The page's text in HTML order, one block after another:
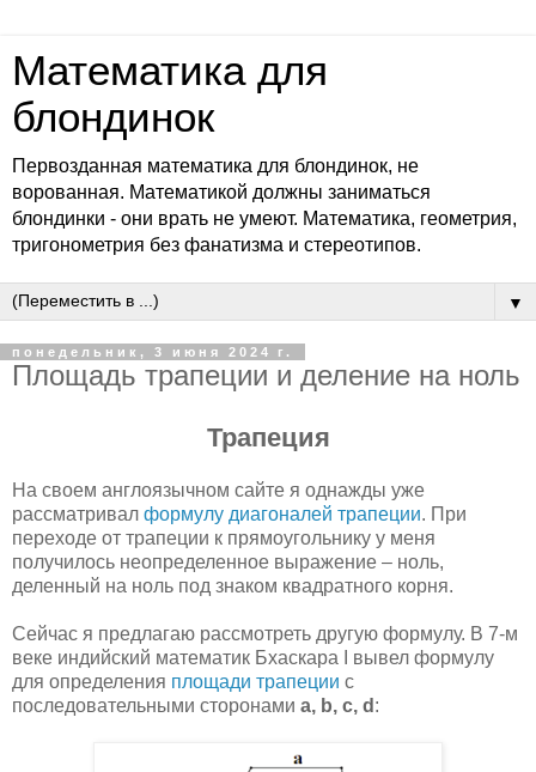
Математика для
блондинок
Первозданная математика для блондинок, не
ворованная. Математикой должны заниматься
блондинки - они врать не умеют. Математика, геометрия,
тригонометрия без фанатизма и стереотипов.
▼
понедельник, 3 июня 2024 г.
Площадь трапеции и деление на ноль
Трапеция
На своем англоязычном сайте я однажды уже
рассматривал формулу диагоналей трапеции. При
переходе от трапеции к прямоугольнику у меня
получилось неопределенное выражение – ноль,
деленный на ноль под знаком квадратного корня.
Сейчас я предлагаю рассмотреть другую формулу. В 7-м
веке индийский математик Бхаскара I вывел формулу
для определения площади трапеции с
последовательными сторонами a, b, c, d :